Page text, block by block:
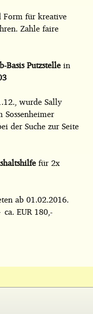
für kreative
Zahle faire
Basis Putzstellein
wurde Sally
der Suche zur Seite
für 2x
ab 01.02.2016.
EUR 180,-